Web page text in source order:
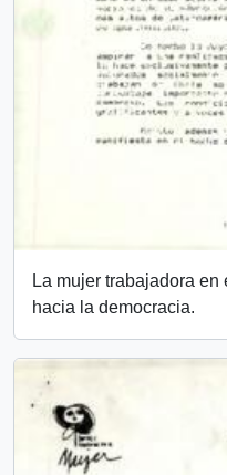
La mujer trabajadora
hacia la democracia.